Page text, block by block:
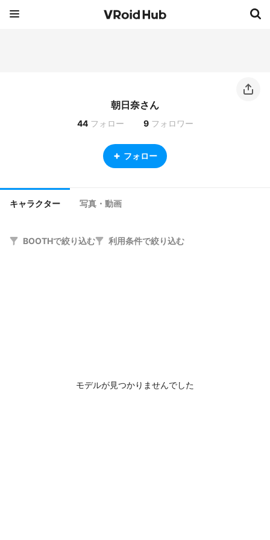
朝日奈さん
44 フォロー 9 フォロワー
フォロー
キャラクター 写真・動画
BOOTHで絞り込む 利用条件で絞り込む
モデルが見つかりませんでした